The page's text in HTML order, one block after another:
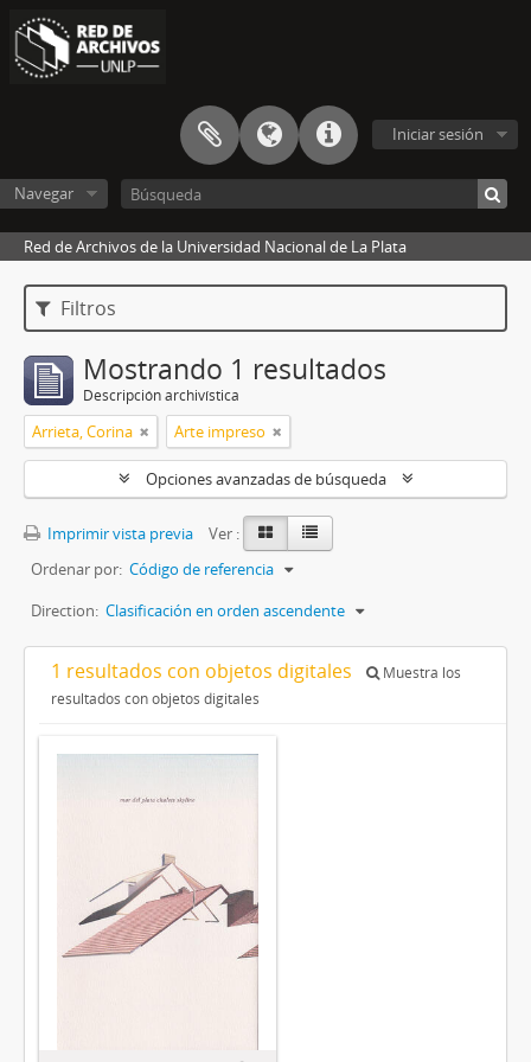
Iniciar sesión
Navegar
Red de Archivos de la Universidad Nacional de La Plata
Filtros
Mostrando 1 resultados
Descripción archivística
Arrieta, Corina Arte impreso
Opciones avanzadas de búsqueda
Imprimir vista previa
Ver :
Ordenar por: Código de referencia
Direction: Clasificación en orden ascendente
1 resultados con objetos digitales
Muestra los
resultados con objetos digitales